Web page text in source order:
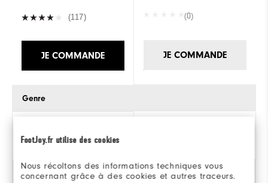
FootJoy.fr utilise des cookies
Nous récoltons des informations techniques vous
concernant grâce à des cookies et autres traceurs.
(117)
JE COMMANDE
Genre
Pour Hommes
Traction
(0)
JE COMMANDE